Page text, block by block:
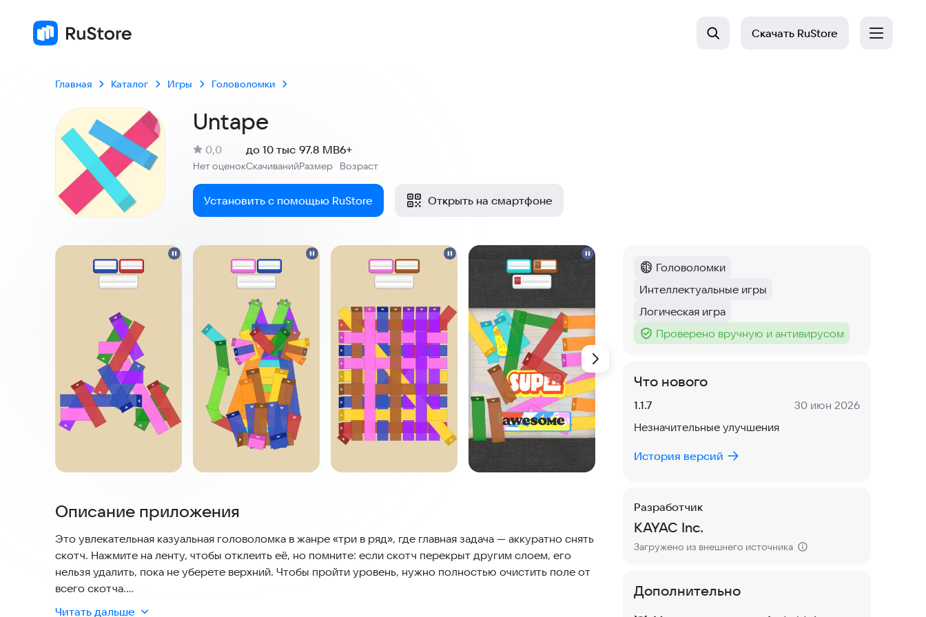
Скачать RuStore
Главная Каталог Игры Головоломки
Untape
Рейтинг:
0,0
Нет оценокСкачиваний
до 10 тыс
Размер
97.8 MB
Возраст
6+
Установить с помощью RuStore Открыть на смартфоне
Скриншоты
Описание приложения
Это увлекательная казуальная головоломка в жанре «три в ряд», где главная задача — аккуратно снять
скотч. Нажмите на ленту, чтобы отклеить её, но помните: если скотч перекрыт другим слоем, его
нельзя удалить, пока не уберете верхний. Чтобы пройти уровень, нужно полностью очистить поле от
всего скотча.
Читать дальше
Категория:
Головоломки
Тег :
Интеллектуальные игры
Тег:
Логическая игра
Тег :
Проверено вручную и антивирусом
Что нового
Версия:
1.1.7 Дата:
30 июн 2026
Незначительные улучшения
История версий
Разработчик
KAYAC Inc.
Загружено из внешнего источника
Дополнительно